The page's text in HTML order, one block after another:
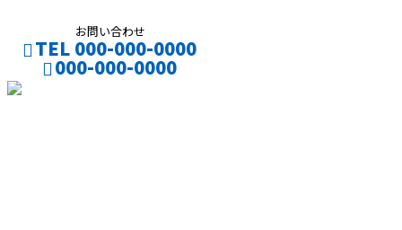
お問い合わせ
TEL 000-000-0000
000-000-0000